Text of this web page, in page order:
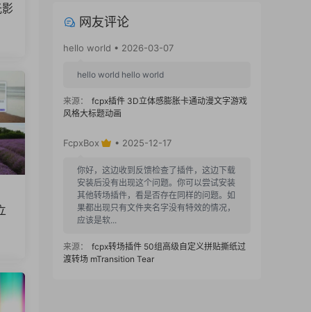
网友评论
hello world • 2026-03-07
hello world hello world
来源：
fcpx插件 3D立体感膨胀卡通动漫文字游戏
风格大标题动画
FcpxBox • 2025-12-17
你好，这边收到反馈检查了插件，这边下载
安装后没有出现这个问题。你可以尝试安装
其他转场插件，看是否存在同样的问题。如
果都出现只有文件夹名字没有特效的情况，
应该是软...
来源：
fcpx转场插件 50组高级自定义拼贴撕纸过
渡转场 mTransition Tear